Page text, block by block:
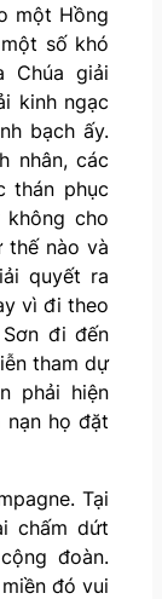
một Hồng
số khó
Chúa giải
kinh ngạc
bạch ấy.
nhân, các
thán phục
cho
thế nào và
quyết ra
vì đi theo
đi đến
tham dự
phải hiện
họ đặt
Tại
chấm dứt
đoàn.
đó vui